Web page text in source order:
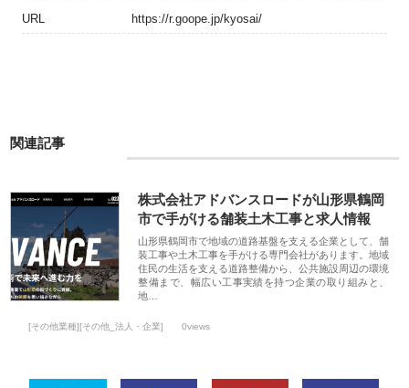
URL https://r.goope.jp/kyosai/
関連記事
株式会社アドバンスロードが山形県鶴岡
市で手がける舗装土木工事と求人情報
山形県鶴岡市で地域の道路基盤を支える企業として、舗
装工事や土木工事を手がける専門会社があります。地域
住民の生活を支える道路整備から、公共施設周辺の環境
整備まで、幅広い工事実績を持つ企業の取り組みと、
地…
[その他業種][その他_法人・企業] 0views